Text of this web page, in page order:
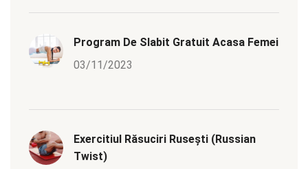
Program De Slabit Gratuit Acasa Femei
03/11/2023
Exercitiul Răsuciri Rusești (Russian
Twist)